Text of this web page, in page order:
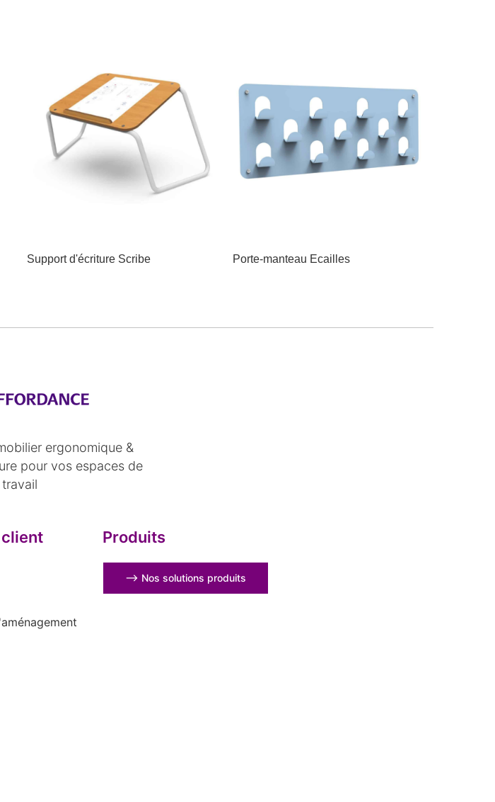
Support d'écriture Scribe Porte-manteau Ecailles
ergonomique &
pour vos espaces de
travail
Produits
⟶ Nos solutions produits